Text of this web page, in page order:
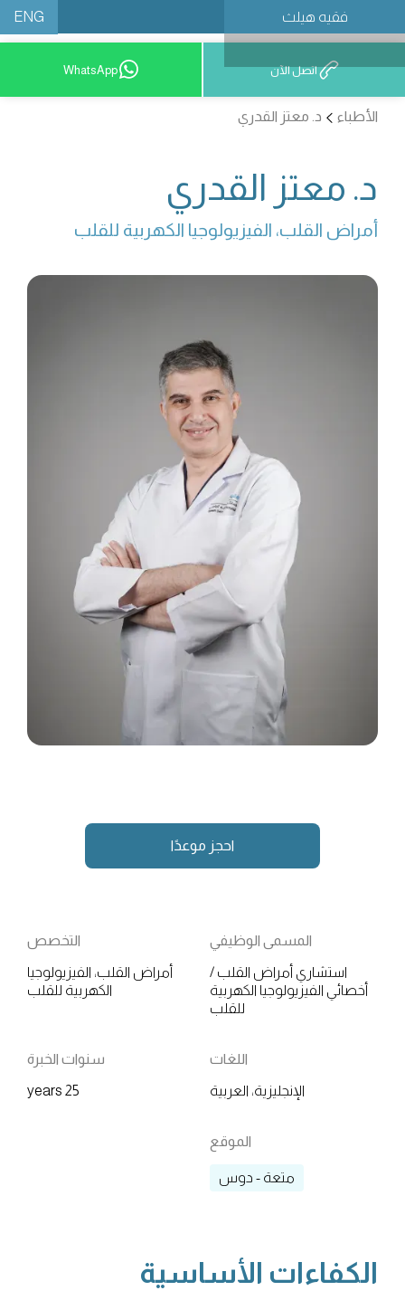
فقيه هيلث ENG
احجز موعدًا اتصل الآن WhatsApp
الأطباء د. معتز القدري
د. معتز القدري
أمراض القلب، الفيزيولوجيا الكهربية للقلب
احجز موعدًا
المسمى الوظيفي
استشاري أمراض القلب /
أخصائي الفيزيولوجيا الكهربية
للقلب
التخصص
أمراض القلب، الفيزيولوجيا
الكهربية للقلب
اللغات
الإنجليزية، العربية
سنوات الخبرة
25 years
الموقع
متعة - دوس
الكفاءات الأساسية